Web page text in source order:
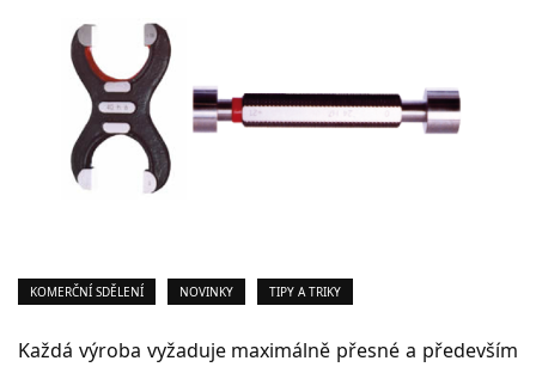
KOMERČNÍ SDĚLENÍ NOVINKY TIPY A TRIKY
Každá výroba vyžaduje maximálně přesné a především